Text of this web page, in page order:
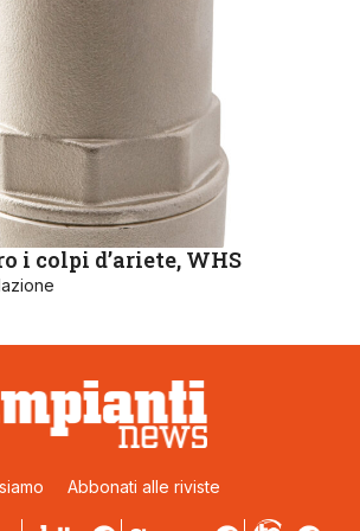
i colpi d’ariete, WHS
Abbonati alle riviste